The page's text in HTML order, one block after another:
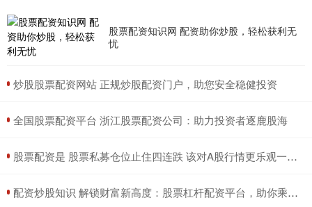
股票配资知识网 配资助你炒股，轻松获利无
忧
​炒股股票配资网站 正规炒股配资门户，助您安全稳健投资
​全国股票配资平台 浙江股票配资公司：助力投资者逐鹿股海
​股票配资是 股票私募仓位止住四连跌 该对A股行情更乐观一些吗？
​配资炒股知识 解锁财富新高度：股票杠杆配资平台，助你乘风破浪